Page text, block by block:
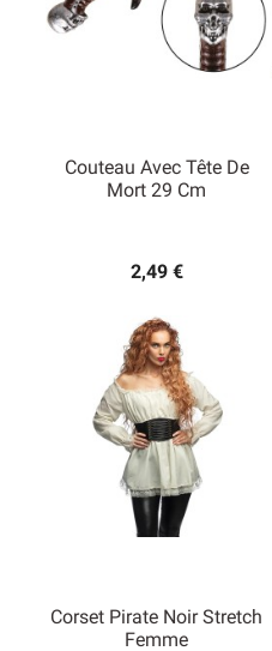
Couteau Avec Tête De
Mort 29 Cm
2,49 €
Corset Pirate Noir Stretch
Femme